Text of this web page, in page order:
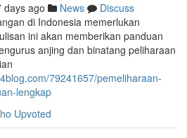
days ago News
Discuss
di Indonesia memerlukan
ini akan memberikan panduan
anjing dan binatang peliharaan
79241657/pemeliharaan-
lengkap
Upvoted